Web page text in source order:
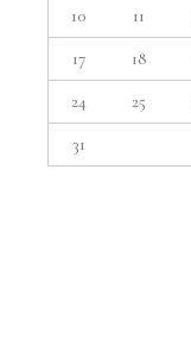
10
11
17
18
24
25
31